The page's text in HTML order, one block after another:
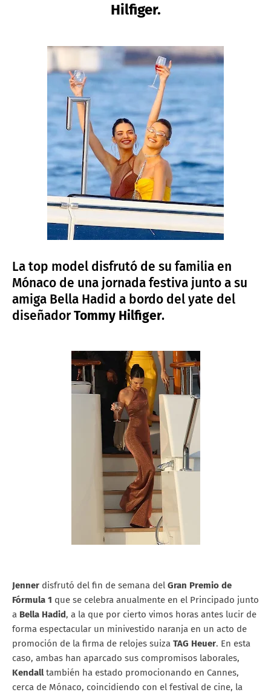
Hilfiger.
La top model disfrutó de su familia en
Mónaco de una jornada festiva junto a su
amiga Bella Hadid a bordo del yate del
diseñadorTommy Hilfiger.
Jenner disfrutó del fin de semana del Gran Premio de
Fórmula 1 que se celebra anualmente en el Principado junto
a Bella Hadid, a la que por cierto vimos horas antes lucir de
forma espectacular un minivestido naranja en un acto de
promoción de la firma de relojes suiza TAG Heuer. En esta
caso, ambas han aparcado sus compromisos laborales,
Kendalltambién ha estado promocionando en Cannes,
cerca de Mónaco, coincidiendo con el festival de cine, la